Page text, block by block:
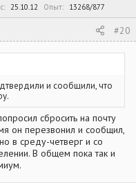
25.10.12 Опыт 13268/877
#20
и сообщили, что
сбросить на почту
он перезвонил и сообщил,
в среду-четверг и со
В общем пока так и